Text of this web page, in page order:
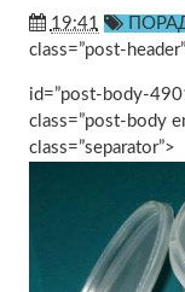
19:41
class=”post-
id=”post-body-
class=”post-body
class=”separator”>